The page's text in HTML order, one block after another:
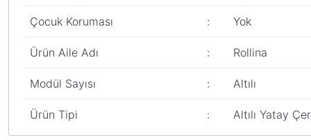
Çocuk Koruması : Yok
Ürün Aile Adı : Rollina
Modül Sayısı : Altılı
Ürün Tipi : Altılı Yatay